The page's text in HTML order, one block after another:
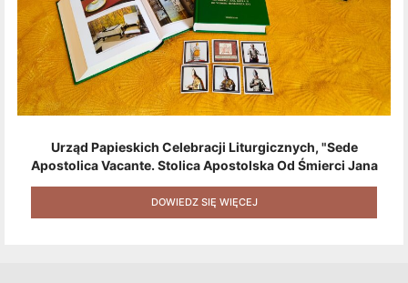
Urząd Papieskich Celebracji Liturgicznych, "Sede
Apostolica Vacante. Stolica Apostolska Od Śmierci Jana
Pawła II Do Wyboru Benedykta XVI" [2020] + Zestaw 6
Naklejek + Książka Niespodzianka + Kod Rabatowy Na
Kolejne Zakupy
DOWIEDZ SIĘ WIĘCEJ